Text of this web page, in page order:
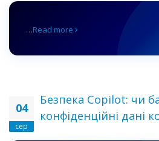
…Read more
04
сер
Безпека Copilot: чи
конфіденційні дані